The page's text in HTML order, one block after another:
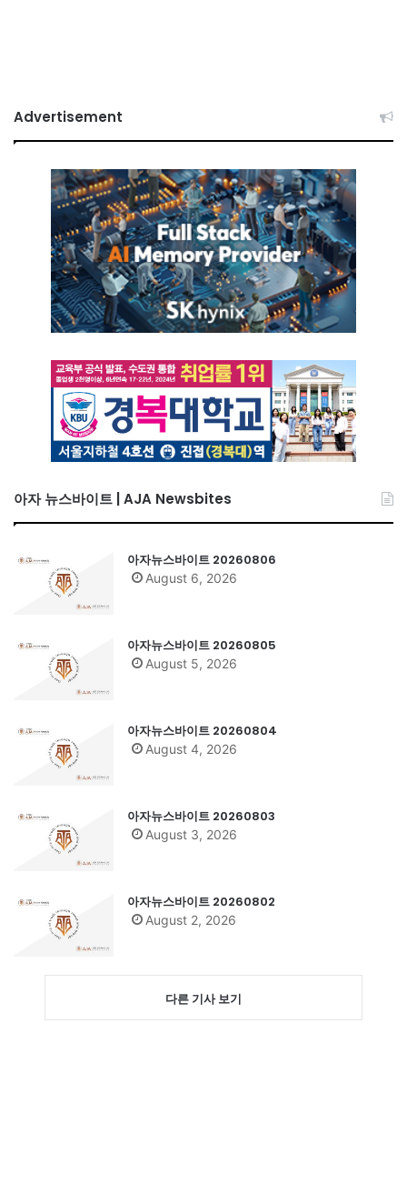
Advertisement
아자 뉴스바이트 | AJA Newsbites
아자뉴스바이트 20260806
August 6, 2026
아자뉴스바이트 20260805
August 5, 2026
아자뉴스바이트 20260804
August 4, 2026
아자뉴스바이트 20260803
August 3, 2026
아자뉴스바이트 20260802
August 2, 2026
다른 기사 보기